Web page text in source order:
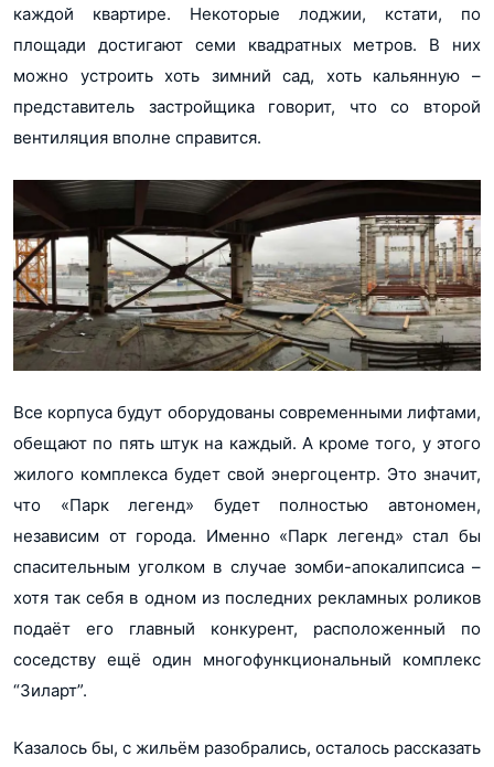
каждой квартире. Некоторые лоджии, кстати, по
площади достигают семи квадратных метров. В них
можно устроить хоть зимний сад, хоть кальянную –
представитель застройщика говорит, что со второй
вентиляция вполне справится.
Все корпуса будут оборудованы современными лифтами,
обещают по пять штук на каждый. А кроме того, у этого
жилого комплекса будет свой энергоцентр. Это значит,
что «Парк легенд» будет полностью автономен,
независим от города. Именно «Парк легенд» стал бы
спасительным уголком в случае зомби-апокалипсиса –
хотя так себя в одном из последних рекламных роликов
подаёт его главный конкурент, расположенный по
соседству ещё один многофункциональный комплекс
“Зиларт”.
Казалось бы, с жильём разобрались, осталось рассказать